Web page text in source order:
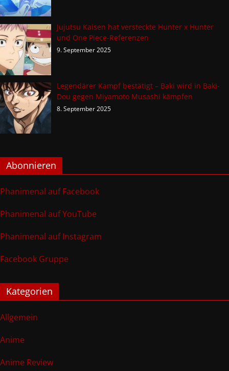
Jujutsu Kaisen hat versteckte Hunter x Hunter
und One Piece-Referenzen
9. September 2025
Legendärer Kampf bestätigt – Baki wird in Baki-
Dou gegen Miyamoto Musashi kämpfen
8. September 2025
Abonnieren
Phanimenal auf Facebook
Phanimenal auf YouTube
Phanimenal auf Instagram
Facebook Gruppe
Kategorien
Allgemein
Anime
Anime Review